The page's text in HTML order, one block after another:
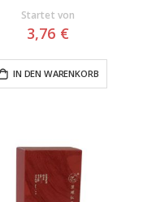
Startet von
3,76 €
IN DEN WARENKORB